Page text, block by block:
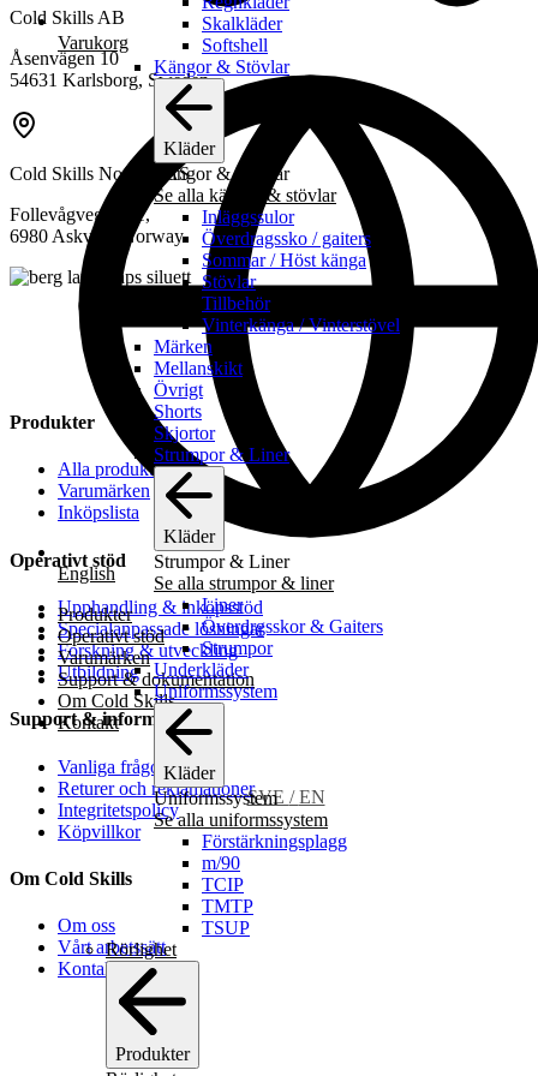
Skalkläder
Softshell
Kängor & Stövlar
Kläder
Kängor & Stövlar
Se alla kängor & stövlar
Inläggssulor
Överdragssko / gaiters
Sommar / Höst känga
Stövlar
Tillbehör
Vinterkänga / Vinterstövel
Märken
Mellanskikt
Övrigt
Shorts
Skjortor
Strumpor & Liner
Kläder
Strumpor & Liner
Se alla strumpor & liner
Liner
Överdrgsskor & Gaiters
Strumpor
Underkläder
Uniformssystem
Kläder
Uniformssystem
Se alla uniformssystem
Förstärkningsplagg
m/90
TCIP
TMTP
TSUP
Rörlighet
Produkter
Varukorg
English
Produkter
Operativt stöd
Varumärken
Support & dokumentation
Om Cold Skills
Kontakt
SVE /EN
Cold Skills AB
Åsenvägen 10
54631 Karlsborg, Sweden
Cold Skills Norway AS
Follevågvegen 51,
6980 Askvoll, Norway
Produkter
Alla produkter
Varumärken
Inköpslista
Operativt stöd
Upphandling & inköpsstöd
Specialanpassade lösningar
Forskning & utveckling
Utbildning
Support & information
Vanliga frågor
Returer och reklamationer
Integritetspolicy
Köpvillkor
Om Cold Skills
Om oss
Vårt arbetssätt
Kontakt